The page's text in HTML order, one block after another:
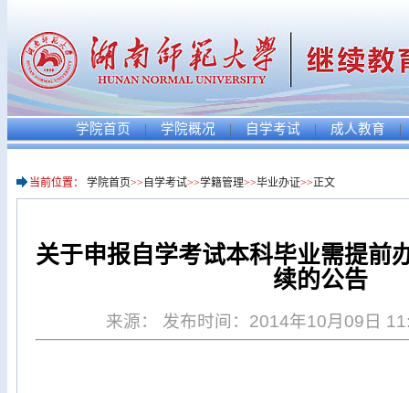
学院首页 | 学院概况 | 自学考试 | 成人教育 |
当前位置： 学院首页>> 自学考试>>学籍管理>>毕业办证>>正文
关于申报自学考试本科毕业需提前
续的公告
来源： 发布时间：2014年10月09日